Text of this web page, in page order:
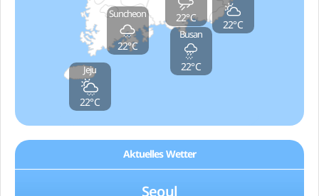
Suncheon
22°C
Jeju
22°C
Busan
22°C
22°C
22°C
Aktuelles Wetter
Seoul